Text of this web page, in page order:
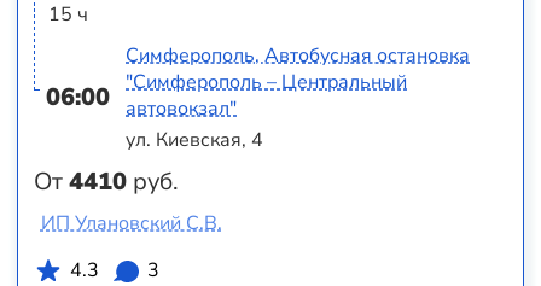
15 ч
06:00
От4410 руб.
Симферополь, Автобусная остановка
"Симферополь – Центральный
автовокзал"
ул. Киевская, 4
ИП Улановский С.В.
4.3
3